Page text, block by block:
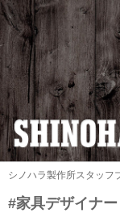
シノハラ製作所スタッフ
#家具デザイナー